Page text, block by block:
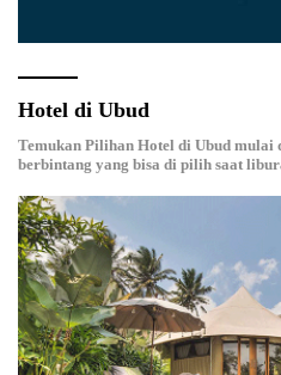
Hotel di Ubud
Temukan Pilihan Hotel di Ubud mulai
berbintang yang bisa di pilih saat